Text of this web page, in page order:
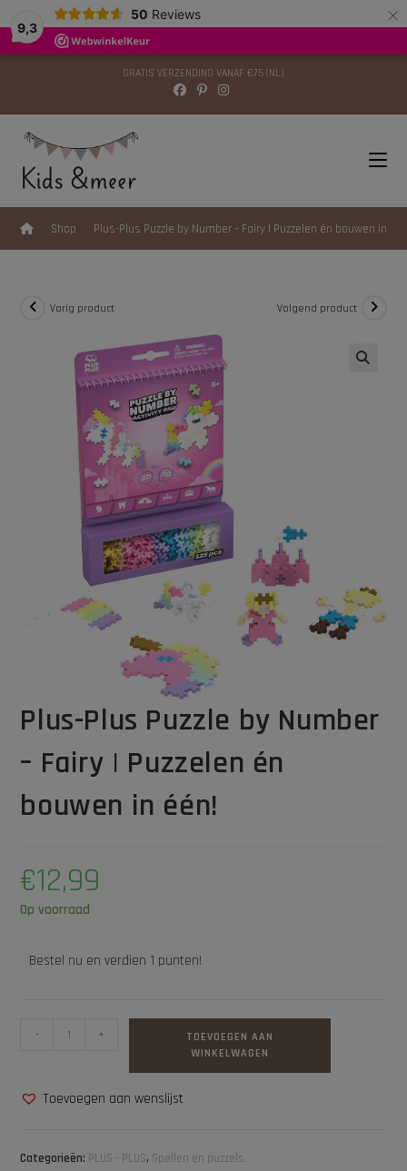
9,3
50 Reviews ×
GRATIS VERZENDING VANAF €75 (NL)
Shop Plus-Plus Puzzle by Number – Fairy | Puzzelen én bouwen in
Vorig product Volgend product
Plus-Plus Puzzle by Number
– Fairy | Puzzelen én
bouwen in één!
€12,99
Op voorraad
Bestel nu en verdien 1 punten!
- +
TOEVOEGEN AAN
WINKELWAGEN
Toevoegen aan wenslijst
Categorieën: PLUS - PLUS, Spellen en puzzels